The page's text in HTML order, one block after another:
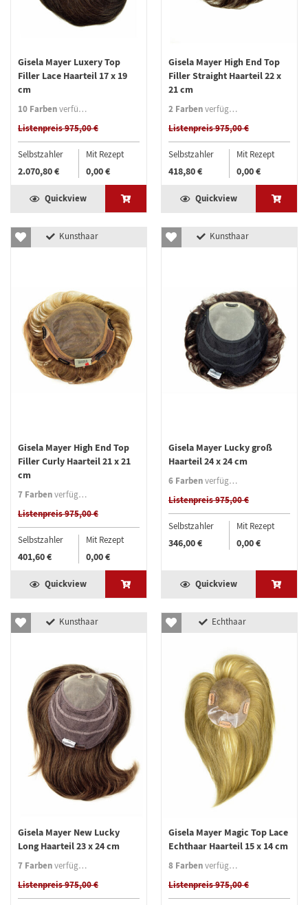
Gisela Mayer Luxery Top
Filler Lace Haarteil 17 x 19
cm
10 Farbenverfügbar
Listenpreis 975,00 €
Selbstzahler
2.070,80 €
Mit Rezept
0,00 €
Quickview
Gisela Mayer High End Top
Filler Straight Haarteil 22 x
21 cm
2 Farbenverfügbar
Listenpreis 975,00 €
Selbstzahler
418,80 €
Mit Rezept
0,00 €
Quickview
Kunsthaar
Gisela Mayer High End Top
Filler Curly Haarteil 21 x 21
cm
7 Farbenverfügbar
Listenpreis 975,00 €
Selbstzahler
401,60 €
Mit Rezept
0,00 €
Quickview
Kunsthaar
Gisela Mayer Lucky groß
Haarteil 24 x 24 cm
6 Farbenverfügbar
Listenpreis 975,00 €
Selbstzahler
346,00 €
Mit Rezept
0,00 €
Quickview
Kunsthaar
Gisela Mayer New Lucky
Long Haarteil 23 x 24 cm
7 Farbenverfügbar
Listenpreis 975,00 €
Echthaar
Gisela Mayer Magic Top Lace
Echthaar Haarteil 15 x 14 cm
8 Farbenverfügbar
Listenpreis 975,00 €